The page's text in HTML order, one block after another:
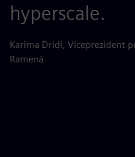
hyperscale.
Karima Dridi, Viceprezident
Ramená